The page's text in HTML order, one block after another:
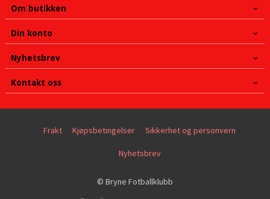
Om butikken
Din konto
Nyhetsbrev
Kontakt oss
Frakt Kjøpsbetingelser Sikkerhet og personvern
Nyhetsbrev
© Bryne Fotballklubb